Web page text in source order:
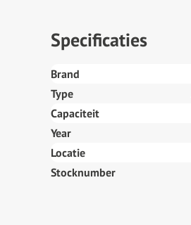
Specificaties
Brand
Type
Capaciteit
Year
Locatie
Stocknumber